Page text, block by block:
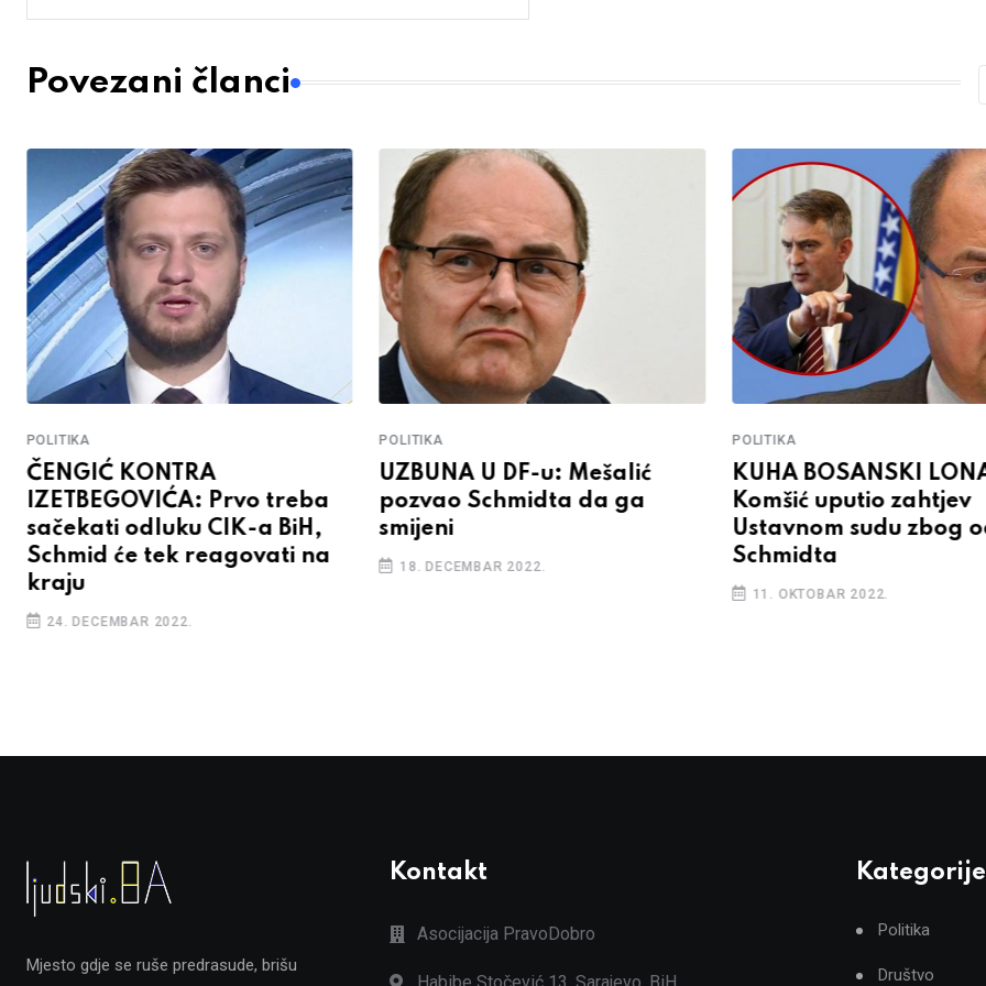
Povezani članci
POLITIKA
ČENGIĆ KONTRA
IZETBEGOVIĆA: Prvo treba
sačekati odluku CIK-a BiH,
Schmid će tek reagovati na
kraju
24. DECEMBAR 2022.
POLITIKA
UZBUNA U DF-u: Mešalić
pozvao Schmidta da ga
smijeni
18. DECEMBAR 2022.
POLITIKA
KUHA BOSANSKI
Komšić uputio zahtjev
Ustavnom sudu zbog
Schmidta
11. OKTOBAR 2022.
Mjesto gdje se ruše predrasude, brišu
Kontakt
Asocijacija PravoDobro
Kategorije
Politika
Društvo